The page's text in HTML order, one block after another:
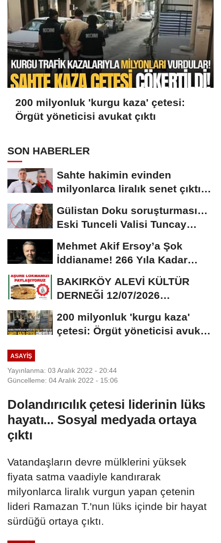
200 milyonluk 'kurgu kaza' çetesi:
Örgüt yöneticisi avukat çıktı
SON HABERLER
Sahte hakimin evinden
milyonlarca liralık senet çıktı:
Gülistan Doku soruşturması…
Eski Tunceli Valisi Tuncay
Mehmet Akif Ersoy’a Şok
İddianame! 266 Yıla Kadar
Hapis Talebi
BAKIRKÖY ALEVİ KÜLTÜR
DERNEĞİ 12/07/2026
DAVETİNE...
200 milyonluk 'kurgu kaza'
çetesi: Örgüt yöneticisi avukat
ASAYIŞ
Yayınlanma: 03 Aralık 2022 - 20:44
Güncelleme: 04 Aralık 2022 - 15:06
Dolandırıcılık çetesi liderinin lüks
hayatı... Sosyal medyada ortaya
çıktı
Vatandaşların devre mülklerini yüksek
fiyata satma vaadiyle kandırarak
milyonlarca liralık vurgun yapan çetenin
lideri Ramazan T.'nun lüks içinde bir hayat
sürdüğü ortaya çıktı.